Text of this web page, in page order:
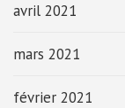
avril 2021
mars 2021
février 2021